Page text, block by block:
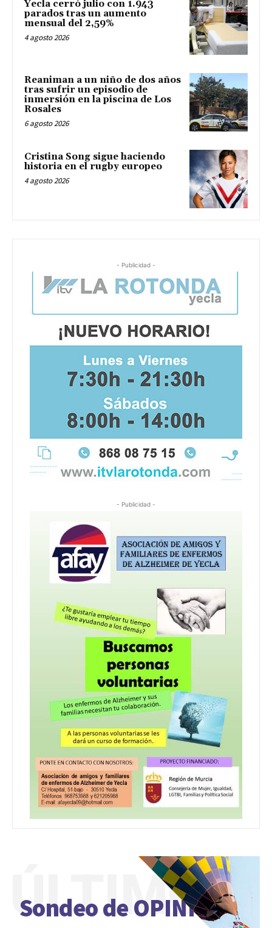
Yecla cerró julio con 1.943
parados tras un aumento
mensual del 2,59%
4 agosto 2026
Reaniman a un niño de dos años
tras sufrir un episodio de
inmersión en la piscina de Los
Rosales
6 agosto 2026
Cristina Song sigue haciendo
historia en el rugby europeo
4 agosto 2026
- Publicidad -
- Publicidad -
Sondeo de OPINIÓN
ÚLTIMO